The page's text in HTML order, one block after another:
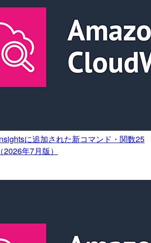
に追加された新コマンド・関数25
年7月版）